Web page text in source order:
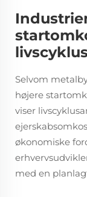
Selvom
højere
viser
økonomiske
med en